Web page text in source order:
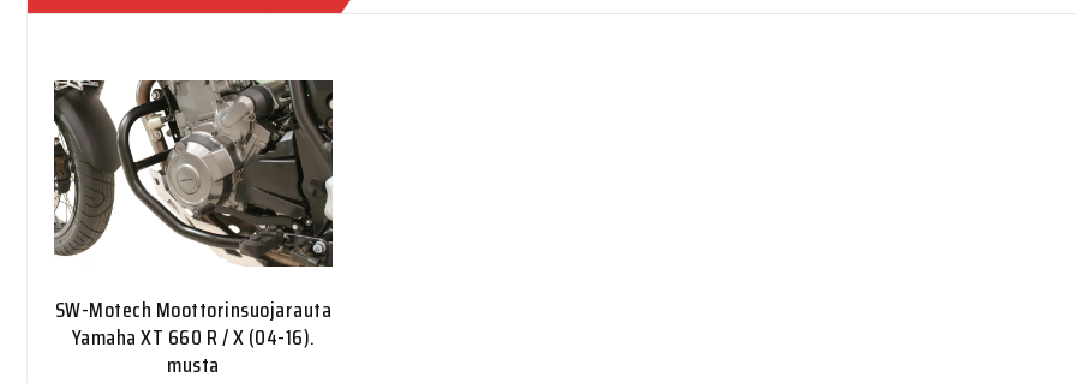
SW-Motech Moottorinsuojarauta
Yamaha XT 660 R / X (04-16).
musta